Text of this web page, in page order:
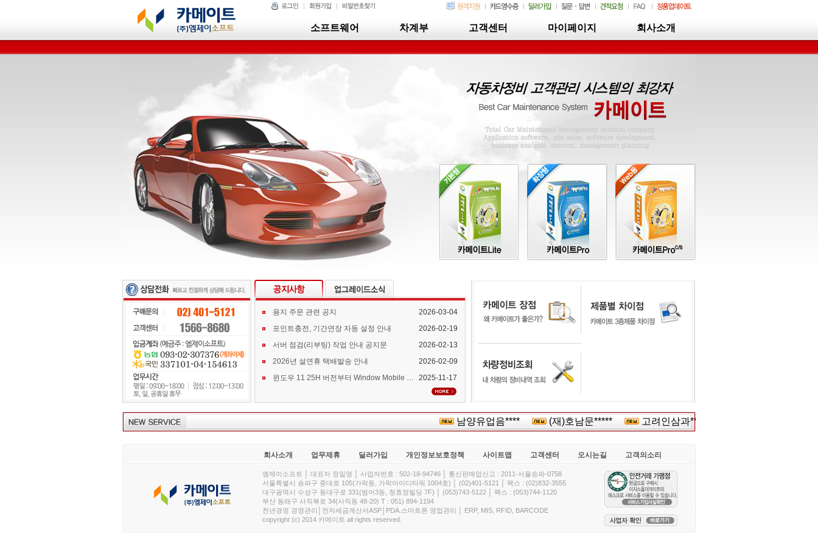
소프트웨어 차계부 고객센터 마이페이지 회사소개
용지 주문 관련 공지
2026-03-04
포인트충전, 기간연장 자동 설정 안내
2026-02-19
서버 점검(리부팅) 작업 안내 공지문
2026-02-13
2026년 설연휴 택배발송 안내
2026-02-09
윈도우 11 25H 버전부터 Window Mobile Device Center 지원 중단 안내
2025-11-17
남양유업음**** (재)호남문***** 고려인삼과****
회사소개 업무제휴 딜러가입 개인정보보호정책 사이트맵 고객센터 오시는길 고객의소리
엠제이소프트 │ 대표자 정일영 │ 사업자번호 : 502-18-94746 │ 통신판매업신고 : 2011-서울송파-0758
서울특별시 송파구 중대로 105(가락동, 가락아이디타워 1004호) │ (02)401-5121 │ 팩스 : (02)832-3555
대구광역시 수성구 동대구로 331(범어3동, 청효정빌딩 7F) │ (053)743-5122 │ 팩스 : (053)744-1120
부산 동래구 사직북로 34(사직동 48-20) T : 051) 894-1194
천년경영 경영관리│전자세금계산서ASP│PDA.스마트폰 영업관리 │ ERP, MIS, RFID, BARCODE
copyright (c) 2014 카메이트 all rights reserved.